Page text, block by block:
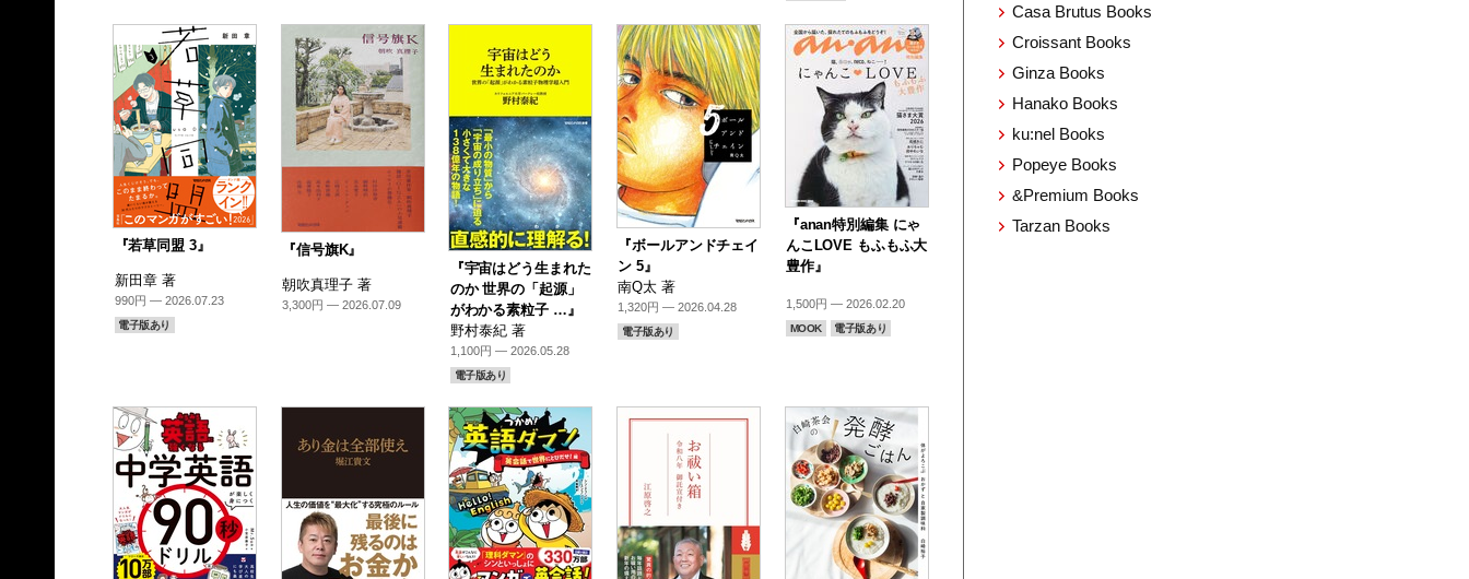
『若草同盟 3』
新田章 著
990円 — 2026.07.23
電子版あり
『信号旗K』
朝吹真理子 著
3,300円 — 2026.07.09
『宇宙はどう生まれた
のか 世界の「起源」
がわかる素粒子 …』
野村泰紀 著
1,100円 — 2026.05.28
電子版あり
『ボールアンドチェイ
ン 5』
南Q太 著
1,320円 — 2026.04.28
電子版あり
『anan特別編集 にゃ
んこLOVE もふもふ大
豊作』
1,500円 — 2026.02.20
MOOK 電子版あり
Casa Brutus Books
Croissant Books
Ginza Books
Hanako Books
ku:nel Books
Popeye Books
&Premium Books
Tarzan Books